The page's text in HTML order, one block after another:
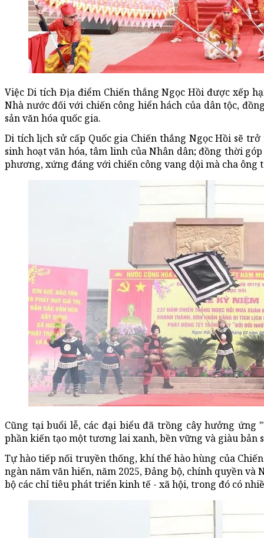
Việc Di tích Địa điểm Chiến thắng Ngọc Hồi được xếp
Nhà nước đối với chiến công hiển hách của dân tộc,
sản văn hóa quốc gia.
Di tích lịch sử cấp Quốc gia Chiến thắng Ngọc Hồi sẽ
sinh hoạt văn hóa, tâm linh của Nhân dân; đồng thời
phương, xứng đáng với chiến công vang dội mà cha ông
Cũng tại buổi lễ, các đại biểu đã trồng cây hưởng ứng
phần kiến tạo một tương lai xanh, bền vững và giàu bản
Tự hào tiếp nối truyền thống, khí thế hào hùng của
ngàn năm văn hiến, năm 2025, Đảng bộ, chính quyền
bộ các chỉ tiêu phát triển kinh tế - xã hội, trong đó có